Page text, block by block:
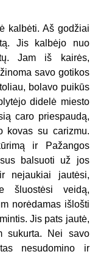
kalbėti. Aš godžiai
Jis kalbėjo nuo
Jam iš kairės,
savo gotikos
bolavo puikūs
didelė miesto
caro priespaudą,
su carizmu.
ir Pažangos
balsuoti už jos
nejaukiai jautėsi,
šluostėsi veidą,
norėdamas išlošti
Jis pats jautė,
sukurta. Nei savo
nesudomino ir